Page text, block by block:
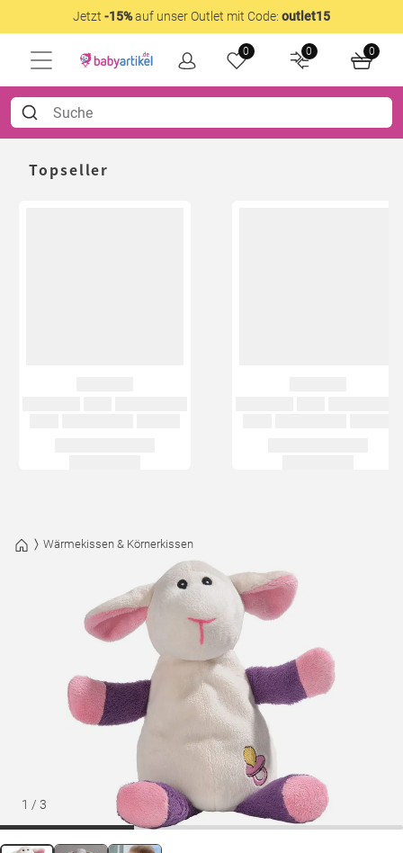
Jetzt -15%auf unser Outlet mit Code: outlet15
0 0 0
Topseller
Wärmekissen & Körnerkissen
1 / 3